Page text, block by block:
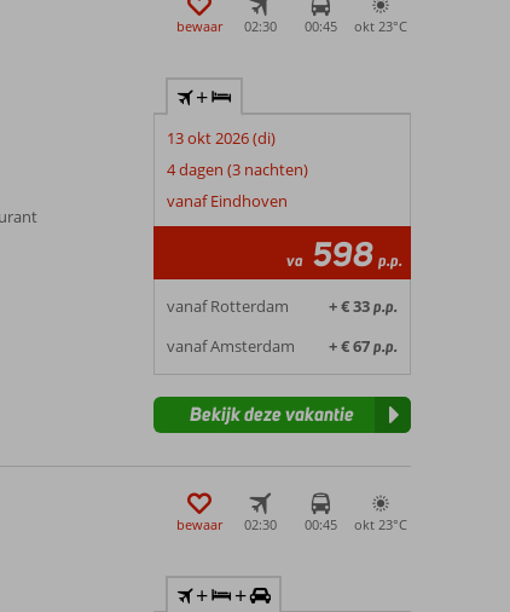
bewaar 02:30 00:45 okt 23°C
+
13 okt 2026 (di)
4 dagen (3 nachten)
vanaf Eindhoven
va 598 p.p.
vanaf Rotterdam + € 33p.p.
vanaf Amsterdam + € 67p.p.
Bekijk deze vakantie
bewaar 02:30 00:45 okt 23°C
+ +